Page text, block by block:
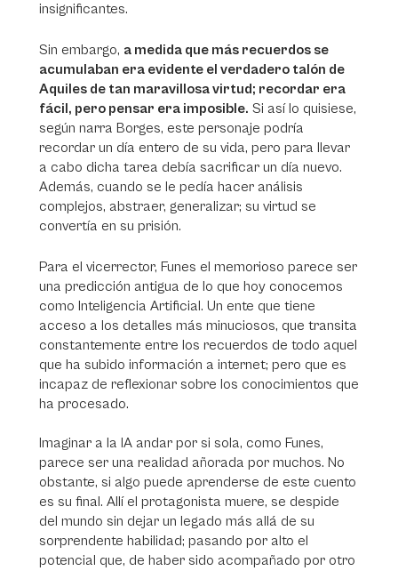
insignificantes.
Sin embargo, a medida que más recuerdos se
acumulaban era evidente el verdadero talón de
Aquiles de tan maravillosa virtud; recordar era
fácil, pero pensar era imposible. Si así lo quisiese,
según narra Borges, este personaje podría
recordar un día entero de su vida, pero para llevar
a cabo dicha tarea debía sacrificar un día nuevo.
Además, cuando se le pedía hacer análisis
complejos, abstraer, generalizar; su virtud se
convertía en su prisión.
Para el vicerrector, Funes el memorioso parece ser
una predicción antigua de lo que hoy conocemos
como Inteligencia Artificial. Un ente que tiene
acceso a los detalles más minuciosos, que transita
constantemente entre los recuerdos de todo aquel
que ha subido información a internet; pero que es
incapaz de reflexionar sobre los conocimientos que
ha procesado.
Imaginar a la IA andar por si sola, como Funes,
parece ser una realidad añorada por muchos. No
obstante, si algo puede aprenderse de este cuento
es su final. Allí el protagonista muere, se despide
del mundo sin dejar un legado más allá de su
sorprendente habilidad; pasando por alto el
potencial que, de haber sido acompañado por otro